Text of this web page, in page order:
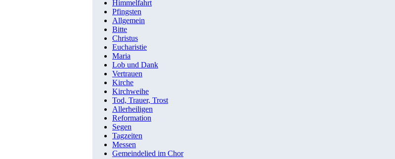
Himmelfahrt
Pfingsten
Allgemein
Bitte
Christus
Eucharistie
Maria
Lob und Dank
Vertrauen
Kirche
Kirchweihe
Tod, Trauer, Trost
Allerheiligen
Reformation
Segen
Tagzeiten
Messen
Gemeindelied im Chor